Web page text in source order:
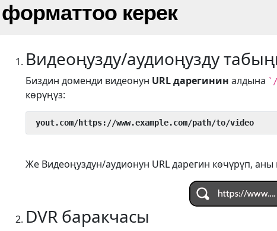
форматтоо керек
Видеоңузду/аудиоңузду
Биздин доменди видеонун URL дарегинин алдына
көрүңүз:
yout.com/https://www.example.com/path/to/video
Же Видеоңуздун/аудионун URL дарегин көчүрүп,
DVR баракчасы